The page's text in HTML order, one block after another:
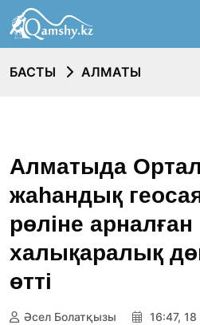
БАСТЫ АЛМАТЫ
Алматыда
жаһандық
рөліне арналған
халықаралық
өтті
Әсел Болатқызы 16:47,